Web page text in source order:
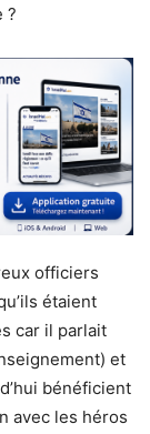
?
officiers
étaient
car il parlait
et
bénéficient
avec les héros